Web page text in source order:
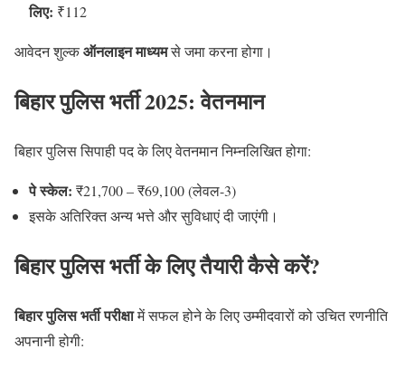
लिए: ₹112
आवेदन शुल्कऑनलाइन माध्यमसे जमा करना होगा।
बिहार पुलिस भर्ती 2025: वेतनमान
बिहार पुलिस सिपाही पद के लिए वेतनमान निम्नलिखित होगा:
पे स्केल: ₹21,700 – ₹69,100 (लेवल-3)
इसके अतिरिक्त अन्य भत्ते और सुविधाएं दी जाएंगी।
बिहार पुलिस भर्ती के लिए तैयारी कैसे करें?
बिहार पुलिस भर्ती परीक्षामें सफल होने के लिए उम्मीदवारों को उचित रणनीति
अपनानी होगी: